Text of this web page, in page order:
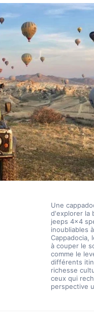
Une
d'explorer la
jeeps 4x4
inoubliables
Cappadocia,
à couper le
comme le
différents
richesse
ceux qui
perspective